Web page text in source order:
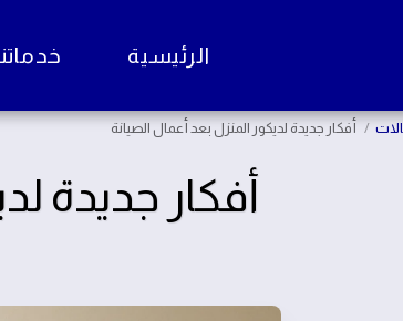
الرئيسية
أفكار جديدة لديكور المنزل بعد أعمال الصيانة
أفكار جديدة